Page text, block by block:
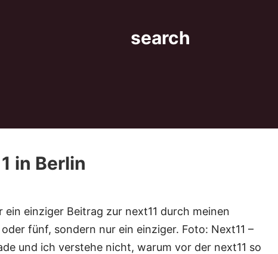
search
in Berlin
einziger Beitrag zur next11 durch meinen
fünf, sondern nur ein einziger. Foto: Next11 –
und ich verstehe nicht, warum vor der next11 so